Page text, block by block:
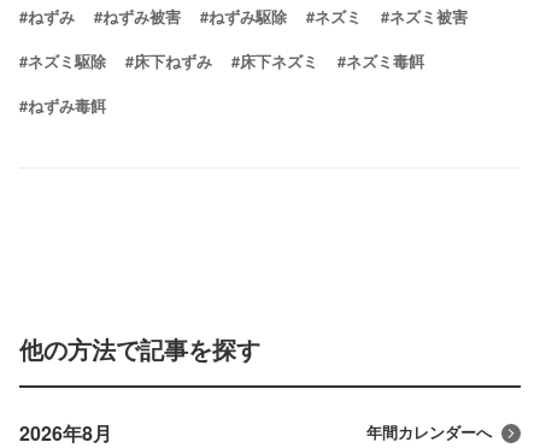
#ねずみ #ねずみ被害 #ねずみ駆除 #ネズミ #ネズミ被害
#ネズミ駆除 #床下ねずみ #床下ネズミ #ネズミ毒餌
#ねずみ毒餌
他の方法で記事を探す
2026年8月 年間カレンダーへ